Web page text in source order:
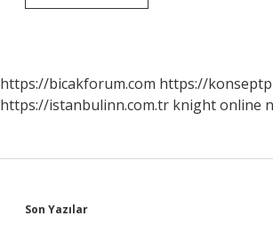
Yaka
https://bicakforum.com https://
https://istanbulinn.com.tr knight online
Sidebar
Son Yazılar